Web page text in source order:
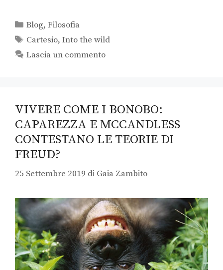
Blog,Filosofia
Cartesio,Into the wild
Lascia un commento
VIVERE COME I BONOBO:
CAPAREZZA E MCCANDLESS
CONTESTANO LE TEORIE DI
FREUD?
25 Settembre 2019 di Gaia Zambito